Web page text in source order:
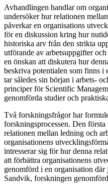
Avhandlingen handlar om
undersöker hur relationen
påverkar en organisations
för en diskussion kring hur
historiska arv från den strikta
utförande av arbetsuppgifter
en önskan att diskutera hur
beskriva potentialen som finns i
tar således sin början i arbets-
principer för Scientific
genomförda studier och
Två forskningsfrågor har
forskningsprocessen. Den
relationen mellan ledning och
organisationens
intresserar sig för hur denna
att förbättra organisationens
genomförd i en organisation
Sandvik, forskningen